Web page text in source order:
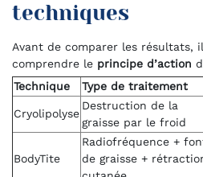
techniques
Avant de comparer les résultats,
comprendre le principe d’action
Technique
Type de traitement
Cryolipolyse
Destruction de la
graisse par le froid
BodyTite
Radiofréquence +
de graisse +